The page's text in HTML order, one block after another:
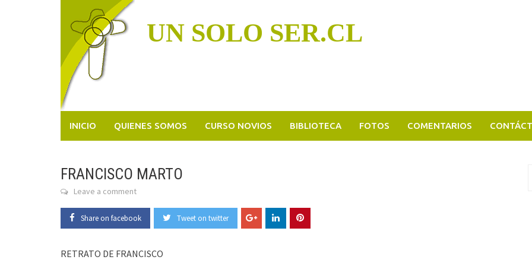
UN SOLO SER.CL
INICIO QUIENES SOMOS CURSO NOVIOS BIBLIOTECA FOTOS COMENTARIOS
FRANCISCO MARTO
Leave a comment
Share on facebook Tweet on twitter
RETRATO DE FRANCISCO